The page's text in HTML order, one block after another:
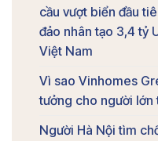
cầu vượt biển đầu
đảo nhân tạo 3,4 tỷ
Việt Nam
Vì sao Vinhomes
tưởng cho người lớn
Người Hà Nội tìm